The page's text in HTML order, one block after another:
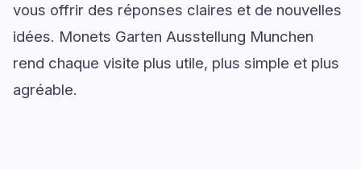
vous offrir des réponses claires et de nouvelles
idées. Monets Garten Ausstellung Munchen
rend chaque visite plus utile, plus simple et plus
agréable.